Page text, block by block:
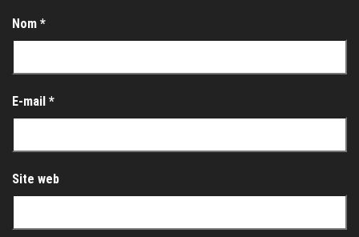
Nom *
E-mail *
Site web